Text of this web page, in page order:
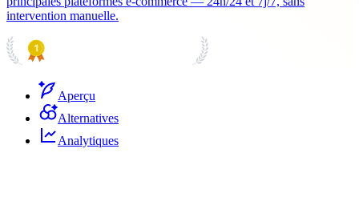
intervention manuelle.
Aperçu
Alternatives
Analytiques